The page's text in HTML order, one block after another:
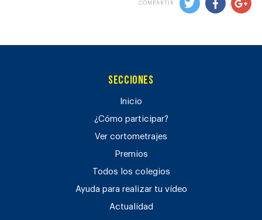
COMPARTIR
Secciones
Inicio
¿Cómo participar?
Ver cortometrajes
Premios
Todos los colegios
Ayuda para realizar tu vídeo
Actualidad